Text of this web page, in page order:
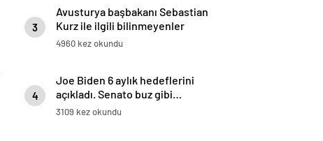
3
Avusturya başbakanı Sebastian
Kurz ile ilgili bilinmeyenler
4960 kez okundu
4
Joe Biden 6 aylık hedeflerini
açıkladı. Senato buz gibi…
3109 kez okundu